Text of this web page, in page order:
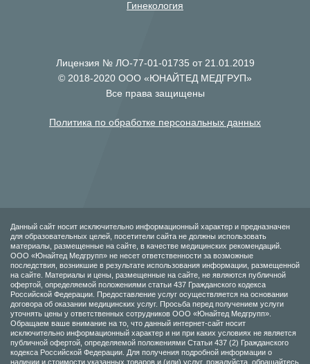
Гинекология
Лицензия № ЛО-77-01-01735 от 21.01.2019
© 2018-2020 ООО «ЮНАЙТЕД МЕДГРУП»
Все права защищены
Политика по обработке персональных данных
Данный сайт носит исключительно информационный характер и предназначен
для образовательных целей, посетители сайта не должны использовать
материалы, размещенные на сайте, в качестве медицинских рекомендаций.
ООО «Юнайтед Медгрупп» не несет ответственности за возможные
последствия, возникшие в результате использования информации, размещенной
на сайте. Материалы и цены, размещенные на сайте, не являются публичной
офертой, определяемой положениями статьи 437 Гражданского кодекса
Российской Федерации. Предоставление услуг осуществляется на основании
договора об оказании медицинских услуг. Просьба перед получением услуги
уточнять цены у ответственных сотрудников ООО «Юнайтед Медгрупп».
Обращаем ваше внимание на то, что данный интернет-сайт носит
исключительно информационный характер и ни при каких условиях не является
публичной офертой, определяемой положениями Статьи 437 (2) Гражданского
кодекса Российской Федерации. Для получения подробной информации о
наличии и стоимости указанных товаров и (или) услуг, пожалуйста, обращайтесь